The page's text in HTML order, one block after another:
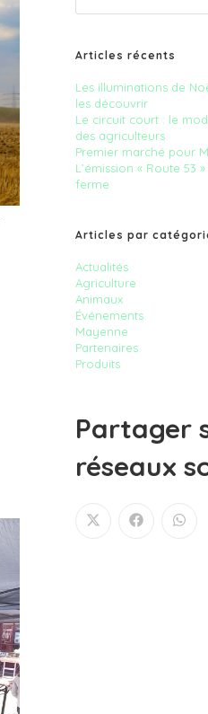
Articles récents
Les illuminations de
les découvrir
Le circuit court : le
des agriculteurs
Premier marché pour
L’émission « Route 53
ferme
Articles par
Actualités
Agriculture
Animaux
Événements
Mayenne
Partenaires
Produits
Partager
réseaux